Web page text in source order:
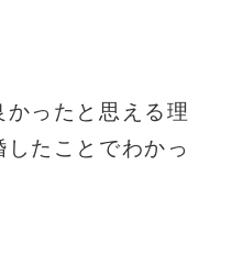
ったと思える理
たことでわかっ